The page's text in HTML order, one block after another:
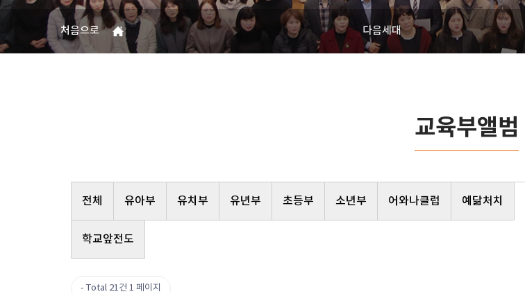
처음으로 다음세대
교육부앨범
전체 유아부 유치부 유년부 초등부 소년부 어와나클럽 예닮처치
학교앞전도
Total 21건 1 페이지